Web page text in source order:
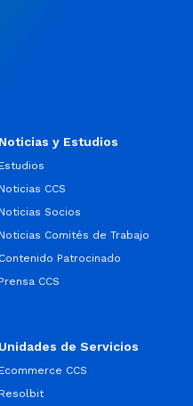
Noticias y Estudios
Estudios
Noticias CCS
Noticias Socios
Noticias Comités de Trabajo
Contenido Patrocinado
Prensa CCS
Unidades de Servicios
Ecommerce CCS
Resolbit